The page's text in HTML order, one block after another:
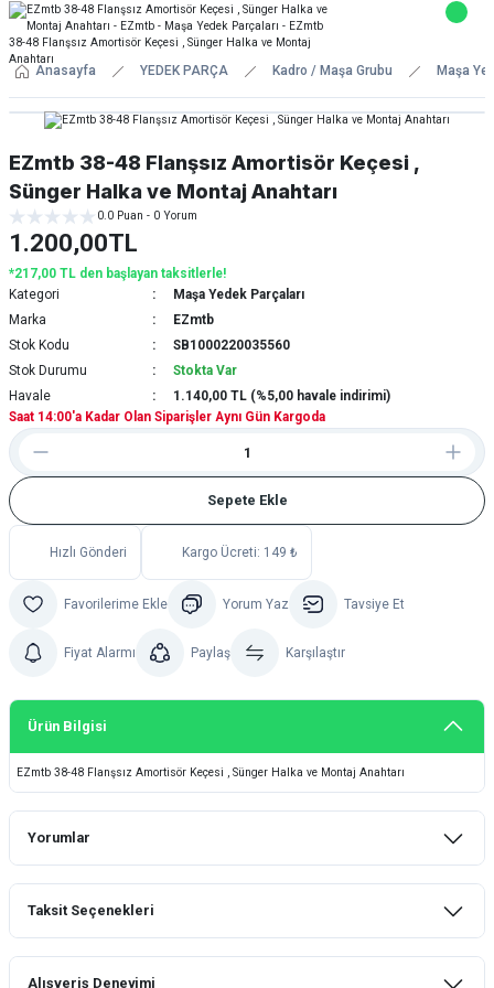
Anasayfa YEDEK PARÇA Kadro / Maşa Grubu Maşa
EZmtb 38-48 Flanşsız Amortisör Keçesi ,
Sünger Halka ve Montaj Anahtarı
0.0 Puan - 0 Yorum
1.200,00TL
*217,00 TL den başlayan taksitlerle!
Kategori
Maşa Yedek Parçaları
Marka
EZmtb
Stok Kodu
SB1000220035560
Stok Durumu
Stokta Var
Havale
1.140,00 TL (%5,00 havale indirimi)
Saat 14:00'a Kadar Olan Siparişler Aynı Gün Kargoda
Sepete Ekle
Hızlı Gönderi Kargo Ücreti: 149 ₺
Yorum Yaz Tavsiye Et
Fiyat Alarmı Paylaş Karşılaştır
Ürün Bilgisi
EZmtb 38-48 Flanşsız Amortisör Keçesi , Sünger Halka ve Montaj Anahtarı
Yorumlar
Taksit Seçenekleri
Alışveriş Deneyimi